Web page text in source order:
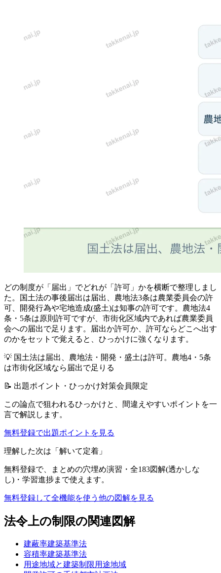
どの制度が「届出」でどれが「許可」かを横断で整理しまし
た。国土法の事後届出は届出、農地法3条は農業委員会の許
可、開発行為や宅地造成(盛土)は知事の許可です。農地法4
条・5条は原則許可ですが、市街化区域内であれば農業委員
会への届出で足ります。届出か許可か、許可ならどこへ出す
のかをセットで覚えると、ひっかけに強くなります。
💡 国土法は届出、農地法・開発・盛土は許可。農地4・5条
は市街化区域なら届出で足りる
📝 出題ポイント・ひっかけ対策会員限定
この論点で狙われるひっかけと、間違えやすいポイントを一
言で解説します。
無料登録で出題ポイントを見る
理解した次は「解いて定着」
無料登録で、 まとめの穴埋め演習・全183図解(透かしな
し)・学習進捗まで使えます。
無料登録して全機能を使う 他の図解を見る
法令上の制限の関連図解
建蔽率建築基準法
容積率建築基準法
用途地域と建築制限用途地域